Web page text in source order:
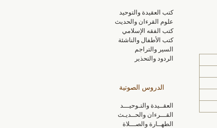
كتب العقيدة والتوحيد
علوم القرءان والحديث
كتب الفقه الإسلامي
كتب الأطفال والناشئة
السير والتراجم
الردود والتحذير
الدروس الصوتية
العقــيدة والتـوحيـــد
القـــرءان والحــديـث
الطهــارة والصـــلاة